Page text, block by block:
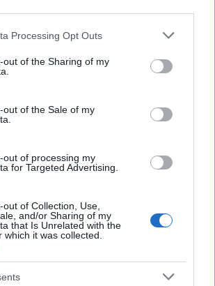
website/app uses one or more Google
visit or usage behaviour. You may click to
to Google and its third-party tags to
below specified purposes in below Google
Processing Opt Outs
out of the Sharing of my
out of the Sale of my
out of processing my
for Targeted Advertising.
of Collection, Use,
and/or Sharing of my
that Is Unrelated with the
which it was collected.
η πιο Εύκολη
Υπολογιστών σε 2
όλες τις σημαντικές
proson.gr στα αποτελέσματα
της Google